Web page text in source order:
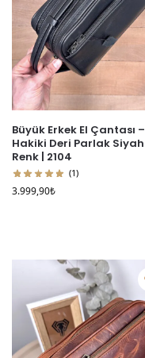
Büyük Erkek El Çantası –
Hakiki Deri Parlak Siyah
Renk | 2104
(1)
3.999,90₺